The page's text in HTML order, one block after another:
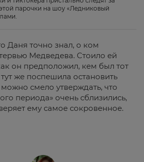
парочки на шоу «Ледниковый
Даня точно знал, о ком
Медведева. Стоило ей
он предположил, кем был тот
же поспешила остановить
смело утверждать, что
периода» очень сблизились,
ему самое сокровенное.